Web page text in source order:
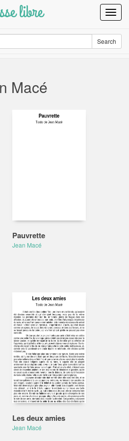
libre
Search
Macé
Pauvrette
Jean Macé
Les deux amies
Jean Macé